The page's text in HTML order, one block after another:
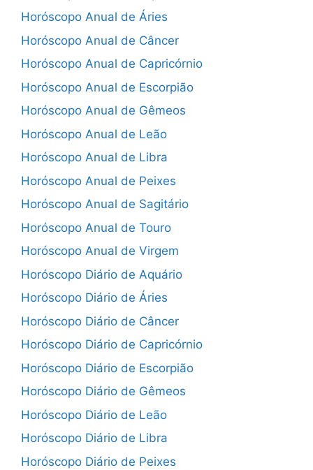
Horóscopo Anual de Áries
Horóscopo Anual de Câncer
Horóscopo Anual de Capricórnio
Horóscopo Anual de Escorpião
Horóscopo Anual de Gêmeos
Horóscopo Anual de Leão
Horóscopo Anual de Libra
Horóscopo Anual de Peixes
Horóscopo Anual de Sagitário
Horóscopo Anual de Touro
Horóscopo Anual de Virgem
Horóscopo Diário de Aquário
Horóscopo Diário de Áries
Horóscopo Diário de Câncer
Horóscopo Diário de Capricórnio
Horóscopo Diário de Escorpião
Horóscopo Diário de Gêmeos
Horóscopo Diário de Leão
Horóscopo Diário de Libra
Horóscopo Diário de Peixes